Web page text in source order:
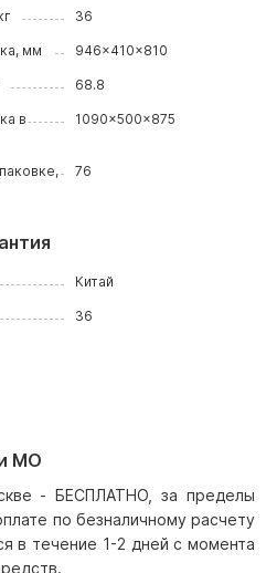
36
мм 946x410x810
68.8
в
1090x500x875
76
Китай
36
МО
- БЕСПЛАТНО, за пределы
по безналичному расчету
в течение 1-2 дней с момента